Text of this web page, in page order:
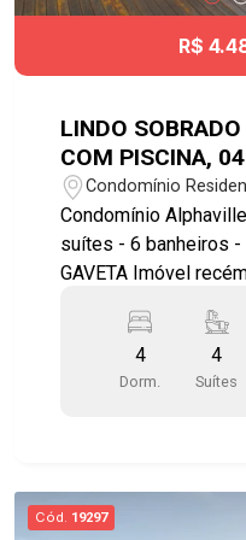
R$
LINDO
COM PISCINA,
GARAGEM,
CONDOMINIO
Condomínio
dos Campos/SP
Condomínio
suítes - 6 banheiros - 2 vagas de garagem
GAVETA Imóvel recém construído com arquitetura
com sala de jantar e a
jardim; - Suíte master
para o casal; -
Bicicletário - Portaria e
de parques e praças
4
Dorm.
4
Suítes
Cód. 19297